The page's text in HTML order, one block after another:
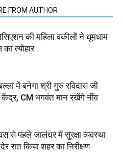
FROM AUTHOR
की महिला वकीलों ने धूमधाम
त्योहार
में बनेगा श्री गुरु रविदास जी
केंद्र, CM भगवंत मान रखेंगे नींव
से पहले जालंधर में सुरक्षा व्यवस्था
रात किया शहर का निरीक्षण